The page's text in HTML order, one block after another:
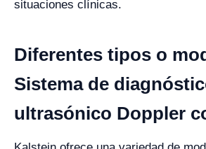
situaciones clínicas.
Diferentes tipos o
Sistema de
ultrasónico Doppler